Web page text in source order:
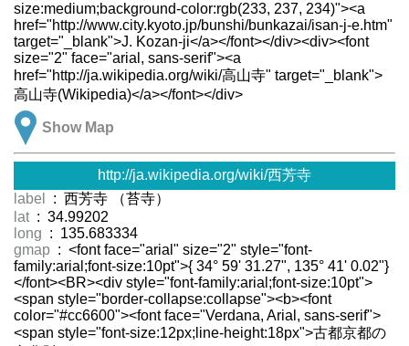
size:medium;background-color:rgb(233, 237, 234)"><a
href="http://www.city.kyoto.jp/bunshi/bunkazai/isan-j-e.htm"
target="_blank">J. Kozan-ji</a></font></div><div><font
size="2" face="arial, sans-serif"><a
href="http://ja.wikipedia.org/wiki/高山寺" target="_blank">
高山寺(Wikipedia)</a></font></div>
Show Map
http://ja.wikipedia.org/wiki/西芳寺
label
: 西芳寺 （苔寺）
lat : 34.99202
long : 135.683334
gmap : <font face="arial" size="2" style="font-
family:arial;font-size:10pt">{ 34° 59' 31.27", 135° 41' 0.02"}
</font><BR><div style="font-family:arial;font-size:10pt">
<span style="border-collapse:collapse"><b><font
color="#cc6600"><font face="Verdana, Arial, sans-serif">
<span style="font-size:12px;line-height:18px">古都京都の